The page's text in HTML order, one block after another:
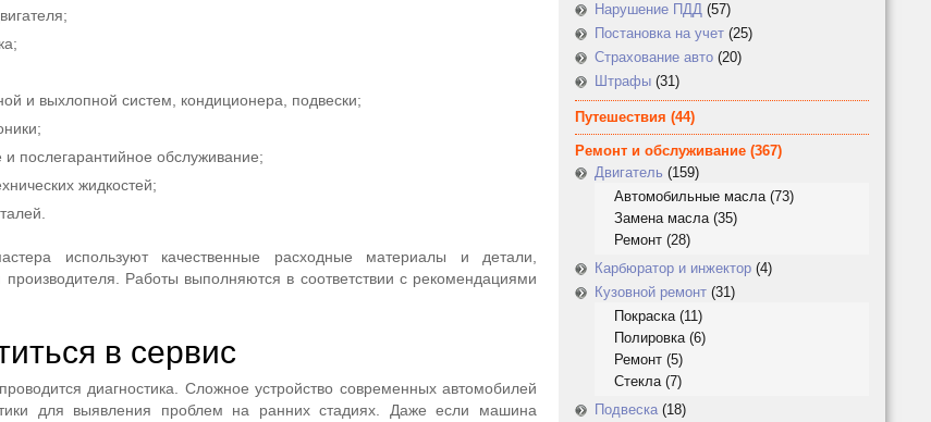
и выхлопной систем, кондиционера, подвески;
и послегарантийное обслуживание;
жидкостей;
используют качественные расходные материалы и детали,
Работы выполняются в соответствии с рекомендациями
в сервис
диагностика. Сложное устройство современных автомобилей
для выявления проблем на ранних стадиях. Даже если машина
Нарушение ПДД (57)
Постановка на учет (25)
Страхование авто (20)
Штрафы (31)
Путешествия (44)
Ремонт и обслуживание (367)
Двигатель (159)
Автомобильные масла(73)
Замена масла(35)
Ремонт (28)
Карбюратор и инжектор (4)
Кузовной ремонт (31)
Покраска(11)
Полировка(6)
Ремонт (5)
Стекла(7)
Подвеска (18)